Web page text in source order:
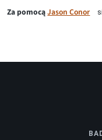
Za pomocąJason Conor